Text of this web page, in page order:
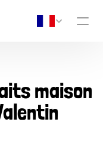
maison